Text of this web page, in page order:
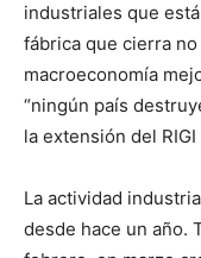
industriales que
fábrica que cierra
macroeconomía
“ningún país
la extensión del
La actividad
desde hace un año.